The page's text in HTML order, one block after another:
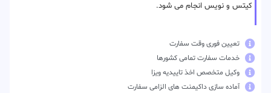
کیتس و نویس انجام می شود.
تعیین فوری وقت سفارت
خدمات سفارت تمامی کشورها
وکیل متخصص اخذ تاییدیه ویزا
آماده سازی داکیمنت های الزامی سفارت